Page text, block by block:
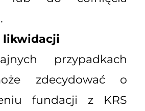
likwidacji
przypadkach
zdecydować o
fundacji z KRS